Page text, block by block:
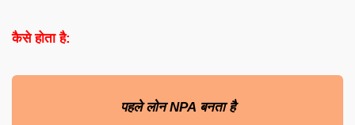
कैसे होता है:
पहले लोन NPA बनता है